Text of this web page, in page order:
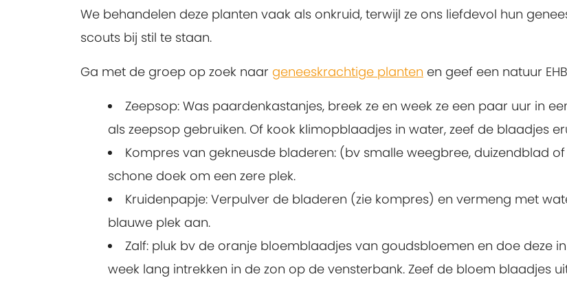
We behandelen deze planten vaak als onkruid, terwijl ze ons liefdevol hun
scouts bij stil te staan.
Ga met de groep op zoek naar geneeskrachtige planten en geef een natuur
Zeepsop: Was paardenkastanjes, breek ze en week ze een paar uur in
als zeepsop gebruiken. Of kook klimopblaadjes in water, zeef de blaadjes
Kompres van gekneusde bladeren: (bv smalle weegbree, duizendblad
schone doek om een zere plek.
Kruidenpapje: Verpulver de bladeren (zie kompres) en vermeng met
blauwe plek aan.
Zalf: pluk bv de oranje bloemblaadjes van goudsbloemen en doe deze
week lang intrekken in de zon op de vensterbank. Zeef de bloem blaadjes